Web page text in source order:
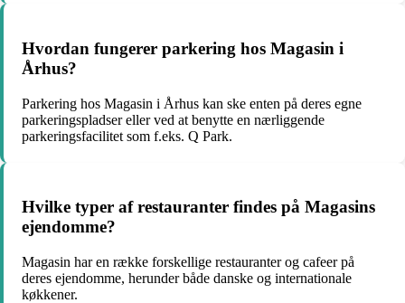
Hvordan fungerer parkering hos Magasin i
Århus?
Parkering hos Magasin i Århus kan ske enten på deres egne
parkeringspladser eller ved at benytte en nærliggende
parkeringsfacilitet som f.eks. Q Park.
Hvilke typer af restauranter findes på Magasins
ejendomme?
Magasin har en række forskellige restauranter og cafeer på
deres ejendomme, herunder både danske og internationale
køkkener.